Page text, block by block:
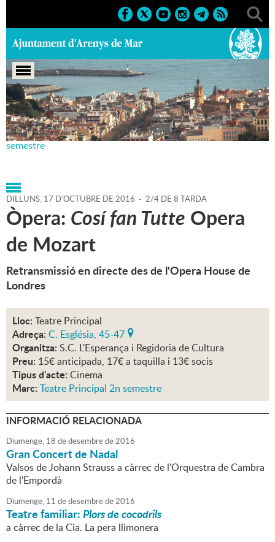
Portada > Agenda > 17-10-
2016 > Marcs > Culturals > 2016 > Teatre Principal 2n
semestre
DILLUNS, 17 D'OCTUBRE DE 2016 - 2/4 DE 8 TARDA
Òpera: Cosí fan Tutte Opera
de Mozart
Retransmissió en directe des de l'Opera House de
Londres
Lloc: Teatre Principal
Adreça: C. Església, 45-47
Organitza: S.C. L'Esperança i Regidoria de Cultura
Preu: 15€ anticipada, 17€ a taquilla i 13€ socis
Tipus d'acte: Cinema
Marc: Teatre Principal 2n semestre
INFORMACIÓ RELACIONADA
Diumenge, 18 dedesembrede2016
Gran Concert de Nadal
Valsos de Johann Strauss a càrrec de l'Orquestra de Cambra
de l'Empordà
Diumenge, 11 dedesembrede2016
Teatre familiar:Plors de cocodrils
a càrrec de la Cia. La pera llimonera